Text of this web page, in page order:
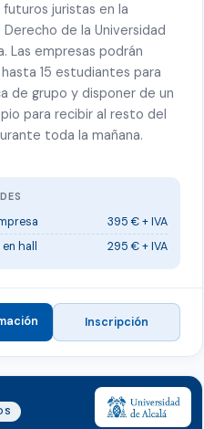
juristas en la
de la Universidad
Las empresas podrán
15 estudiantes para
de grupo y disponer de un
para recibir al resto del
toda la mañana.
395 € + IVA
hall
295 € + IVA
Inscripción